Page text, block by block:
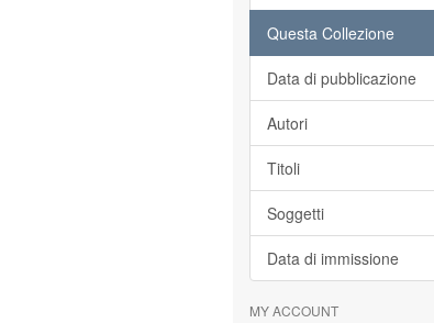
Questa Collezione
Data di pubblicazione
Autori
Titoli
Soggetti
Data di immissione
MY ACCOUNT